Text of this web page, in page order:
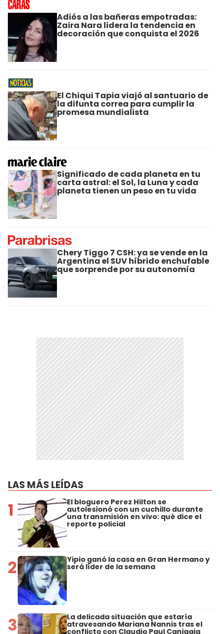
Adiós a las bañeras empotradas:
Zaira Nara lidera la tendencia en
decoración que conquista el 2026
El Chiqui Tapia viajó al santuario de
la difunta correa para cumplir la
promesa mundialista
Significado de cada planeta en tu
carta astral: el Sol, la Luna y cada
planeta tienen un peso en tu vida
Chery Tiggo 7 CSH: ya se vende en la
Argentina el SUV híbrido enchufable
que sorprende por su autonomía
LAS MÁS LEÍDAS
1 El bloguero Perez Hilton se
autolesionó con un cuchillo durante
una transmisión en vivo: qué dice el
reporte policial
2 Yipio ganó la casa en Gran Hermano y
será líder de la semana
3 La delicada situación que estaría
atravesando Mariana Nannis tras el
conflicto con Claudio Paul Caniggia